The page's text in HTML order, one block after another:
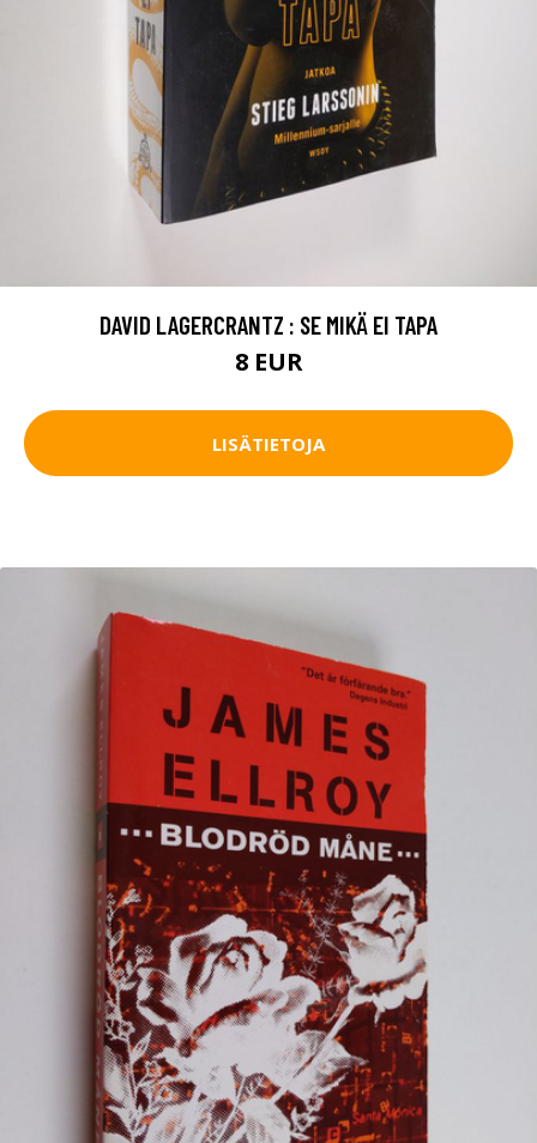
DAVID LAGERCRANTZ : SE MIKÄ EI TAPA
8 EUR
LISÄTIETOJA